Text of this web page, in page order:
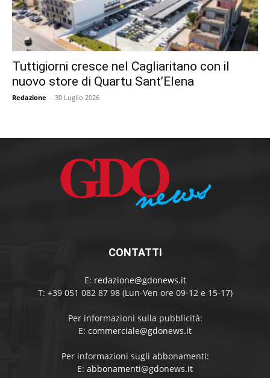
Tuttigiorni cresce nel Cagliaritano con il
nuovo store di Quartu Sant’Elena
Redazione - 30 Luglio 2026
CONTATTI
E: redazione@gdonews.it
T: +39 051 082 87 98 (Lun-Ven ore 09-12 e 15-17)
Per informazioni sulla pubblicità:
E: commerciale@gdonews.it
Per informazioni sugli abbonamenti:
E: abbonamenti@gdonews.it